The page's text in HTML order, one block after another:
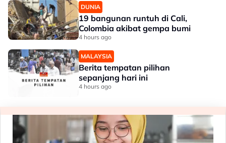
DUNIA
19 bangunan runtuh di Cali,
Colombia akibat gempa bumi
4 hours ago
MALAYSIA
Berita tempatan pilihan
sepanjang hari ini
4 hours ago